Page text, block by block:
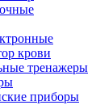
крови
тренажеры
приборы